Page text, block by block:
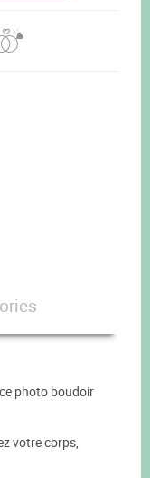
photo boudoir
votre corps,